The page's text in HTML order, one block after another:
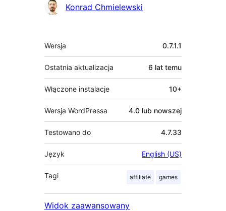
Zaangażowani
Konrad Chmielewski
Meta
Wersja 0.7.1.1
Ostatnia aktualizacja 6 lat temu
Włączone instalacje 10+
Wersja WordPressa 4.0 lub nowszej
Testowano do 4.7.33
Język English (US)
Tagi affiliate games
Widok zaawansowany